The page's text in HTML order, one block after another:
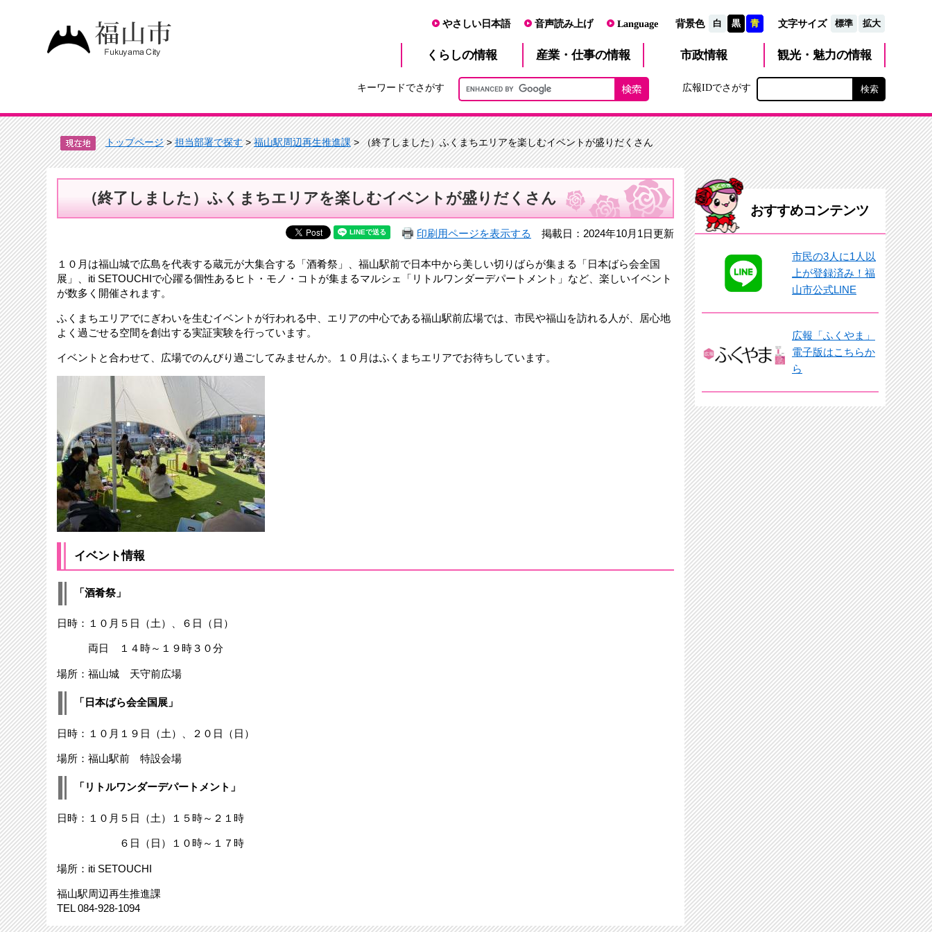
やさしい日本語 音声読み上げ Language 背景色 白 黒 青 文字サイズ 標準 拡大
くらしの情報 産業・仕事の情報 市政情報 観光・魅力の情報
キーワードでさがす 広報IDでさがす
トップページ>担当部署で探す>福山駅周辺再生推進課> （終了しました）ふくまちエリアを楽しむイベントが盛りだくさん
（終了しました）ふくまちエリアを楽しむイベントが盛りだくさん
印刷用ページを表示する 掲載日：2024年10月1日更新
１０月は福山城で広島を代表する蔵元が大集合する「酒肴祭」、福山駅前で日本中から美しい切りばらが集まる「日本ばら会全国
展」、iti SETOUCHIで心躍る個性あるヒト・モノ・コトが集まるマルシェ「リトルワンダーデパートメント」など、楽しいイベント
が数多く開催されます。
ふくまちエリアでにぎわいを生むイベントが行われる中、エリアの中心である福山駅前広場では、市民や福山を訪れる人が、居心地
よく過ごせる空間を創出する実証実験を行っています。
イベントと合わせて、広場でのんびり過ごしてみませんか。１０月はふくまちエリアでお待ちしています。
イベント情報
「酒肴祭」
日時：１０月５日（土）、６日（日）
両日 １４時～１９時３０分
場所：福山城 天守前広場
「日本ばら会全国展」
日時：１０月１９日（土）、２０日（日）
場所：福山駅前 特設会場
「リトルワンダーデパートメント」
日時：１０月５日（土）１５時～２１時
６日（日）１０時～１７時
場所：iti SETOUCHI
福山駅周辺再生推進課
TEL 084-928-1094
おすすめコンテンツ
市民の3人に1人以
上が登録済み！福
山市公式LINE
広報「ふくやま」
電子版はこちらか
ら